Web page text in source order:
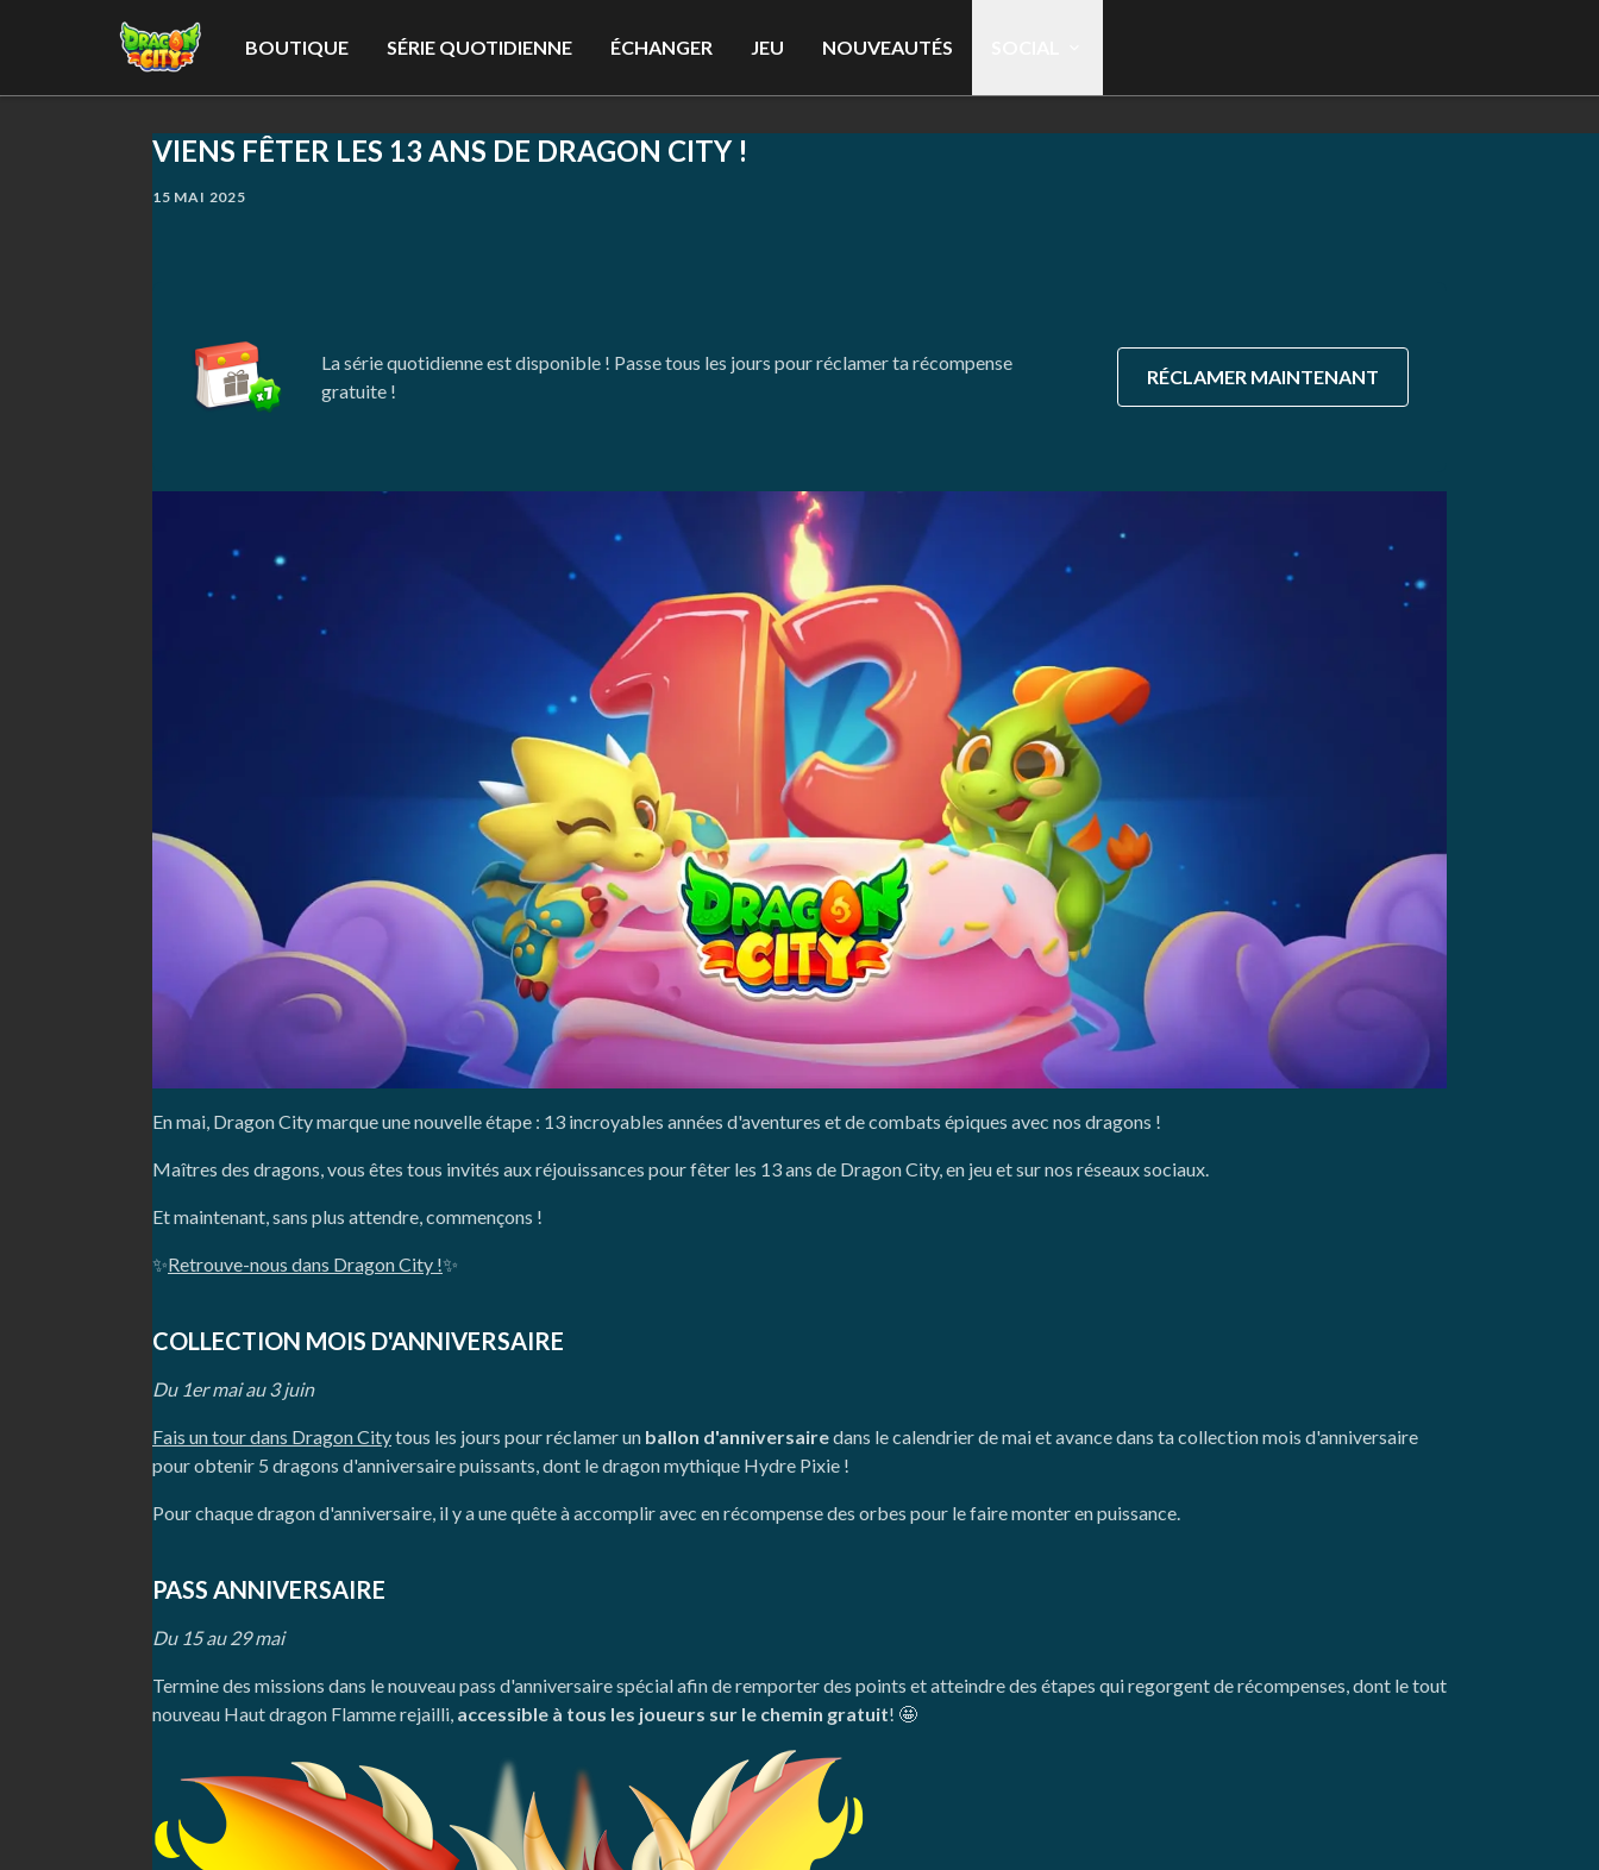
BOUTIQUE SÉRIE QUOTIDIENNE ÉCHANGER JEU NOUVEAUTÉS
VIENS FÊTER LES 13 ANS DE DRAGON CITY !
15 MAI 2025
La série quotidienne est disponible ! Passe tous les jours pour réclamer ta récompense
gratuite !
RÉCLAMER MAINTENANT
En mai, Dragon City marque une nouvelle étape : 13 incroyables années d'aventures et de combats épiques avec nos dragons !
Maîtres des dragons, vous êtes tous invités aux réjouissances pour fêter les 13 ans de Dragon City, en jeu et sur nos réseaux sociaux.
Et maintenant, sans plus attendre, commençons !
✨Retrouve-nous dans Dragon City !✨
COLLECTION MOIS D'ANNIVERSAIRE
Du 1er mai au 3 juin
Fais un tour dans Dragon Citytous les jours pour réclamer un ballon d'anniversairedans le calendrier de mai et avance dans ta collection mois d'anniversaire
pour obtenir 5 dragons d'anniversaire puissants, dont le dragon mythique Hydre Pixie !
Pour chaque dragon d'anniversaire, il y a une quête à accomplir avec en récompense des orbes pour le faire monter en puissance.
PASS ANNIVERSAIRE
Du 15 au 29 mai
Termine des missions dans le nouveau pass d'anniversaire spécial afin de remporter des points et atteindre des étapes qui regorgent de récompenses, dont le tout
nouveau Haut dragon Flamme rejailli, accessible à tous les joueurs sur le chemin gratuit! 🤩